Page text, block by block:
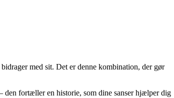
med sit. Det er denne kombination, der gør
den fortæller en historie, som dine sanser hjælper dig